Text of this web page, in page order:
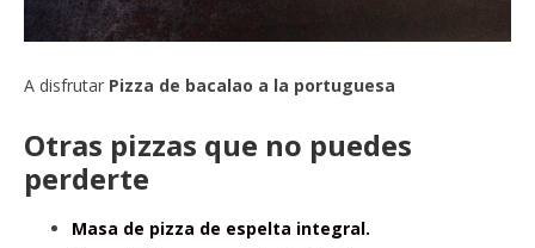
A disfrutar Pizza de bacalao a la portuguesa
Otras pizzas que no puedes
perderte
Masa de pizza de espelta integral.